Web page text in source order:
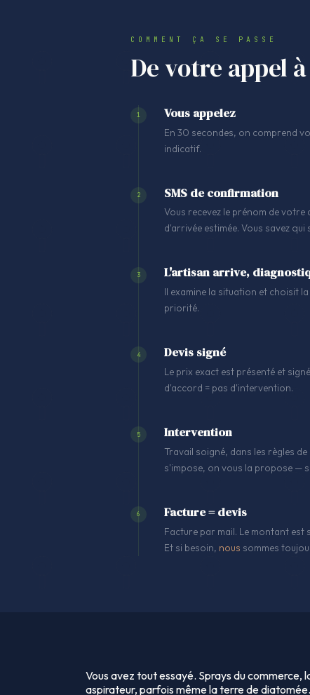
COMMENT ÇA SE PASSE
De votre appel
1 Vous appelez
En 30 secondes, on comprend
indicatif.
2 SMS de confirmation
Vous recevez le prénom de
d'arrivée estimée. Vous savez qui
3 L'artisan arrive,
Il examine la situation et choisit
priorité.
4 Devis signé
Le prix exact est présenté et
d'accord = pas d'intervention.
5 Intervention
Travail soigné, dans les règles
s'impose, on vous la propose —
6 Facture = devis
Facture par mail. Le montant est
Et si besoin, nous sommes
Vous avez tout essayé. Sprays du commerce,
aspirateur, parfois même la terre de